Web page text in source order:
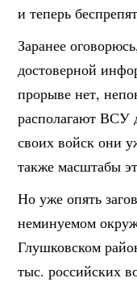
и теперь
Заранее
достоверной
прорыве нет,
располагают ВСУ
своих войск они
также масштабы
Но уже опять
неминуемом
Глушковском
тыс. российских